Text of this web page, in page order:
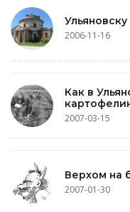
2006-11-16
Как в
2007-03-15
Верхом на
2007-01-30